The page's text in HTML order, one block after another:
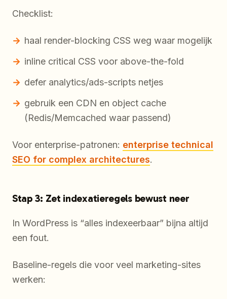
Checklist:
haal render-blocking CSS weg waar mogelijk
inline critical CSS voor above-the-fold
defer analytics/ads-scripts netjes
gebruik een CDN en object cache
(Redis/Memcached waar passend)
Voor enterprise-patronen: enterprise technical
SEO for complex architectures.
Stap 3: Zet indexatieregels bewust neer
In WordPress is “alles indexeerbaar” bijna altijd
een fout.
Baseline-regels die voor veel marketing-sites
werken: